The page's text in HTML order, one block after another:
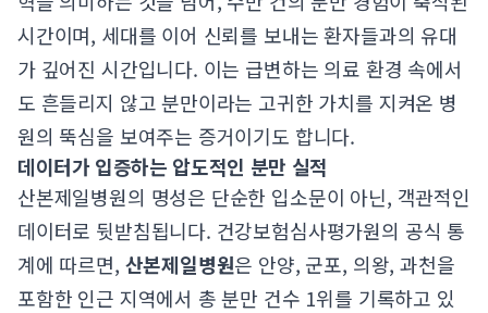
시간이며, 세대를 이어 신뢰를 보내는 환자들과의 유대
가 깊어진 시간입니다. 이는 급변하는 의료 환경 속에서
도 흔들리지 않고 분만이라는 고귀한 가치를 지켜온 병
원의 뚝심을 보여주는 증거이기도 합니다.
데이터가 입증하는 압도적인 분만 실적
산본제일병원의 명성은 단순한 입소문이 아닌, 객관적인
데이터로 뒷받침됩니다. 건강보험심사평가원의 공식 통
계에 따르면, 산본제일병원은 안양, 군포, 의왕, 과천을
포함한 인근 지역에서 총 분만 건수 1위를 기록하고 있